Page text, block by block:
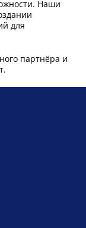
Наши
для
партнёра и